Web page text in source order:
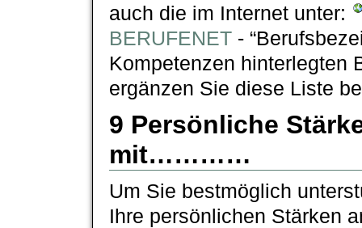
auch die im Internet unter:
BERUFENET -
Kompetenzen hinterlegten
ergänzen Sie diese Liste
9 Persönliche
mit…………
Um Sie bestmöglich
Ihre persönlichen Stärken